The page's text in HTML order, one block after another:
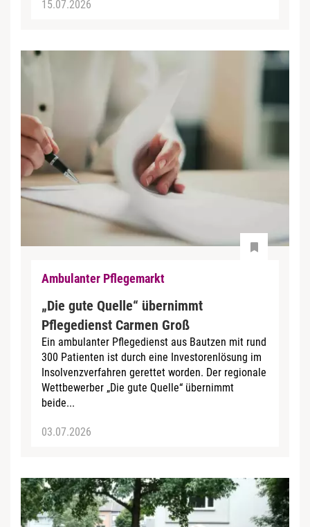
15.07.2026
Ambulanter Pflegemarkt
„Die gute Quelle“ übernimmt
Pflegedienst Carmen Groß
Ein ambulanter Pflegedienst aus Bautzen mit rund
300 Patienten ist durch eine Investorenlösung im
Insolvenzverfahren gerettet worden. Der regionale
Wettbewerber „Die gute Quelle“ übernimmt
beide...
03.07.2026